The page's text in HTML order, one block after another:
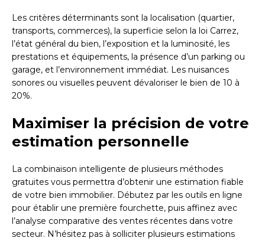
Les critères déterminants sont la localisation (quartier,
transports, commerces), la superficie selon la loi Carrez,
l’état général du bien, l’exposition et la luminosité, les
prestations et équipements, la présence d’un parking ou
garage, et l’environnement immédiat. Les nuisances
sonores ou visuelles peuvent dévaloriser le bien de 10 à
20%.
Maximiser la précision de votre
estimation personnelle
La combinaison intelligente de plusieurs méthodes
gratuites vous permettra d’obtenir une estimation fiable
de votre bien immobilier. Débutez par les outils en ligne
pour établir une première fourchette, puis affinez avec
l’analyse comparative des ventes récentes dans votre
secteur. N’hésitez pas à solliciter plusieurs estimations